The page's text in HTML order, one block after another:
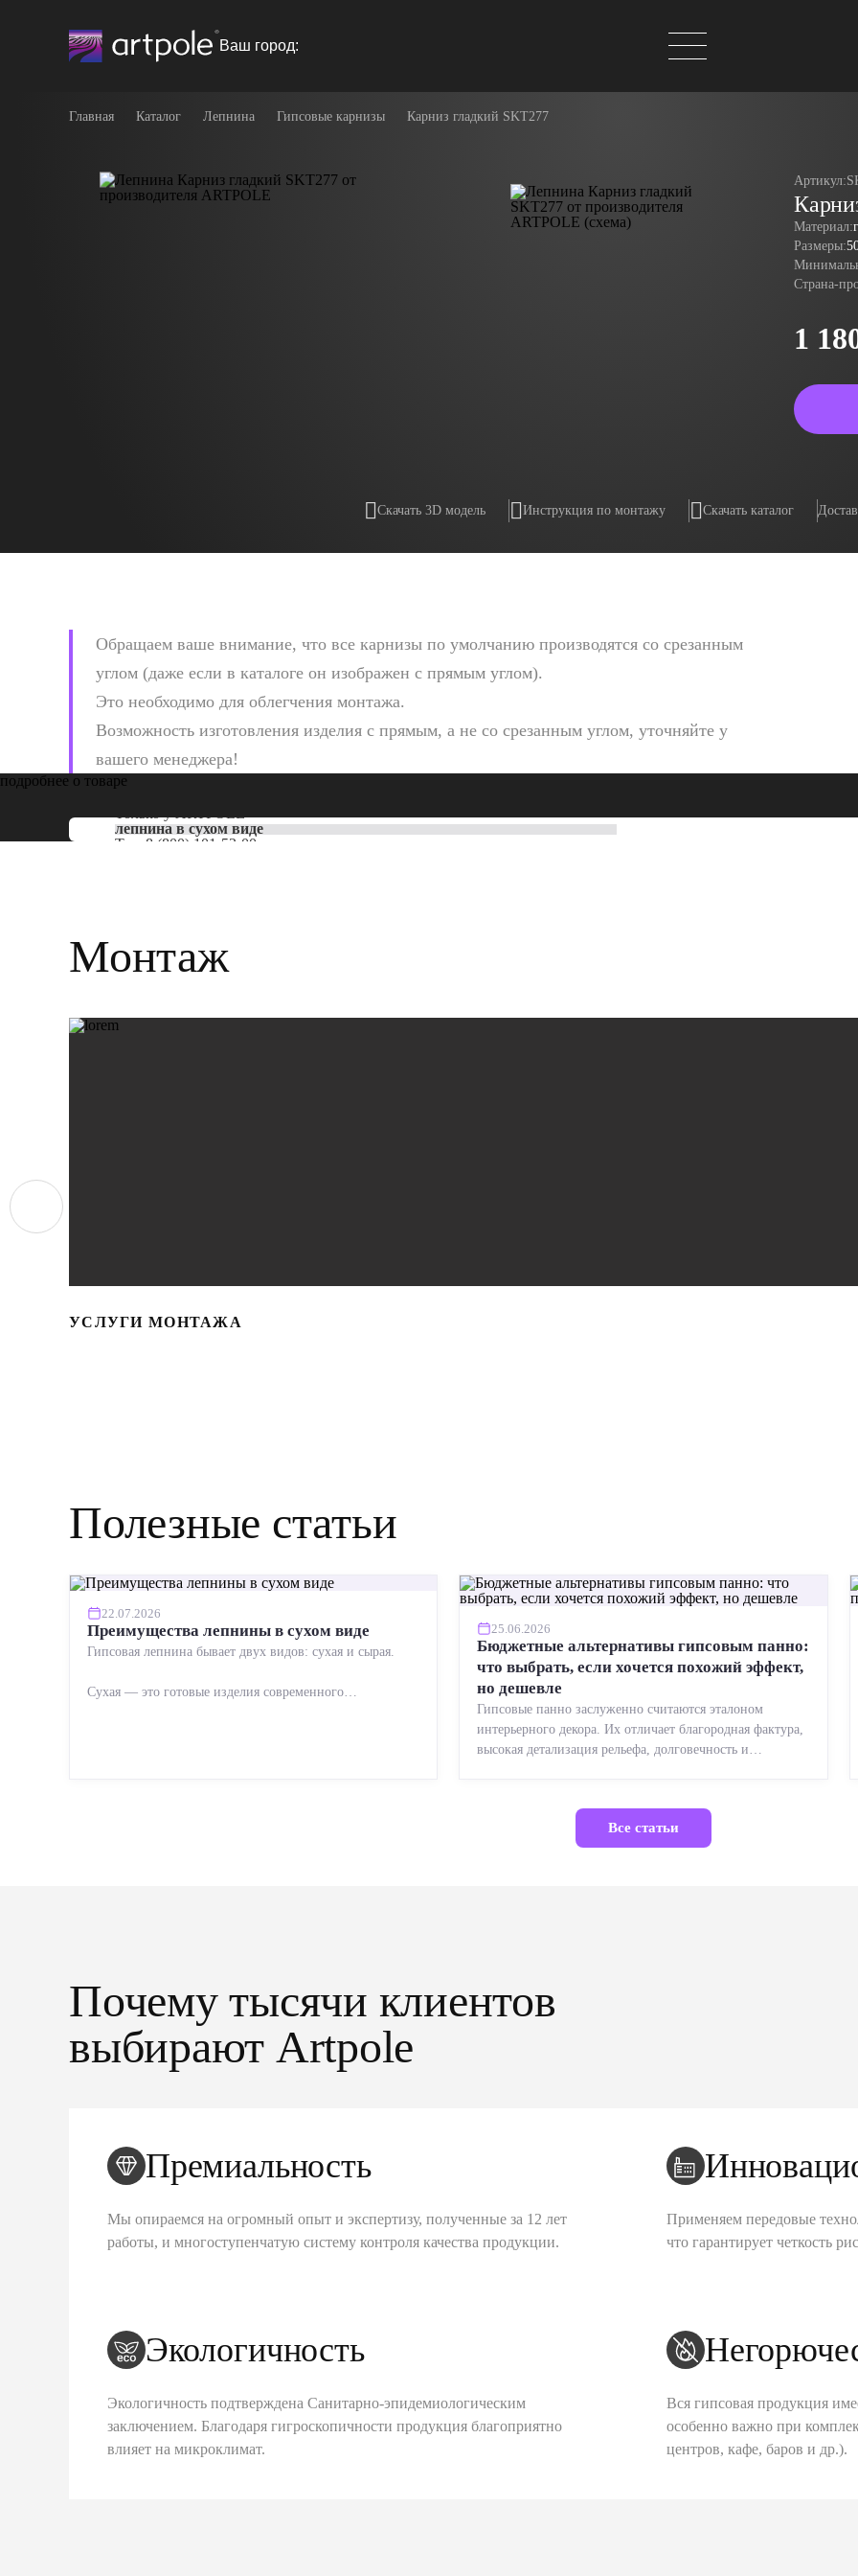
Ваш город:
Главная Каталог Лепнина Гипсовые карнизы Карниз гладкий SKT277
Артикул:
Материал:
Размеры:
Страна-
1
Скачать 3D модель Инструкция по монтажу Скачать каталог
Обращаем ваше внимание, что все карнизы по умолчанию производятся со срезанным
углом (даже если в каталоге он изображен с прямым углом).
Это необходимо для облегчения монтажа.
Возможность изготовления изделия с прямым, а не со срезанным углом, уточняйте у
вашего менеджера!
подробнее о товаре
Только уARTPOLE
лепнина в сухом виде
Тел: 8 (800) 101-53-00
Монтаж
УСЛУГИ МОНТАЖА
Полезные статьи
22.07.2026
Преимущества лепнины в сухом виде
Гипсовая лепнина бывает двух видов: сухая и сырая.
Сухая — это готовые изделия современного
25.06.2026
Бюджетные альтернативы гипсовым панно:
что выбрать, если хочется похожий эффект,
но дешевле
Гипсовые панно заслуженно считаются эталоном
интерьерного декора. Их отличает благородная фактура,
высокая детализация рельефа, долговечность и
Все статьи
Почему тысячи клиентов
выбирают Artpole
Премиальность
Мы опираемся на огромный опыт и экспертизу, полученные за 12 лет
работы, и многоступенчатую систему контроля качества продукции.
Применяем передовые
что гарантирует четкость
Экологичность
Экологичность подтверждена Санитарно-эпидемиологическим
заключением. Благодаря гигроскопичности продукция благоприятно
влияет на микроклимат.
Вся гипсовая продукция
особенно важно при
центров, кафе, баров и др.).